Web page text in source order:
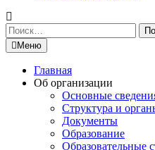
Найти:
Меню
Главная
Об организации
Основные
Структура и
Документы
Образование
Образовательные